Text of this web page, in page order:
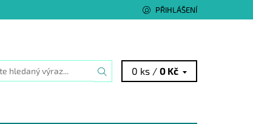
PŘIHLÁŠENÍ
0 ks /0 Kč